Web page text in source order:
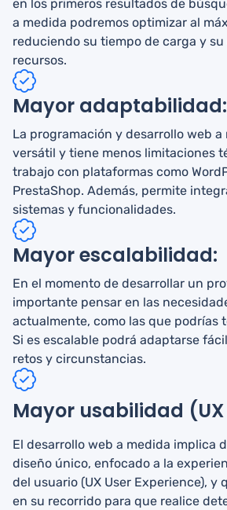
en los primeros resultados de
a medida podremos optimizar al
reduciendo su tiempo de carga y
recursos.
Mayor adaptabilidad:
La programación y desarrollo web a
versátil y tiene menos limitaciones
trabajo con plataformas como
PrestaShop. Además, permite
sistemas y funcionalidades.
Mayor escalabilidad:
En el momento de desarrollar un
importante pensar en las
actualmente, como las que podrías
Si es escalable podrá adaptarse
retos y circunstancias.
Mayor usabilidad (UX
El desarrollo web a medida implica
diseño único, enfocado a la
del usuario (UX User Experience), y
en su recorrido para que realice